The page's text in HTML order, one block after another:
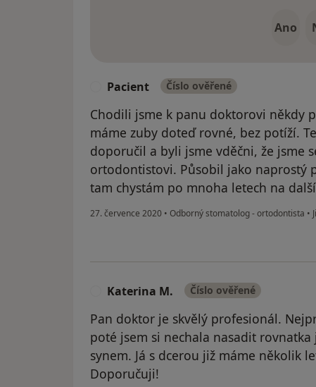
Ano
Pacient Číslo ověřené
Chodili jsme k panu doktorovi někdy
máme zuby doteď rovné, bez potíží.
doporučil a byli jsme vděčni, že jsme
ortodontistovi. Působil jako naprostý
tam chystám po mnoha letech na
27. července 2020 • Odborný stomatolog - ortodontista •
Katerina M. Číslo ověřené
Pan doktor je skvělý profesionál.
poté jsem si nechala nasadit
synem. Já s dcerou již máme několik
Doporučuji!